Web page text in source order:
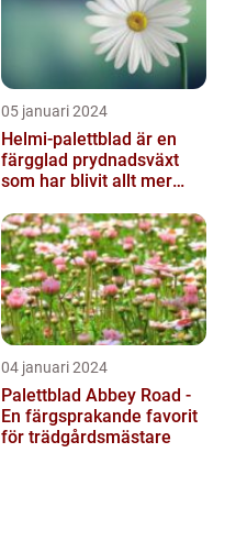
05 januari 2024
Helmi-palettblad är en
färgglad prydnadsväxt
som har blivit allt mer
trädgårdsentusias...
04 januari 2024
Palettblad Abbey Road -
En färgsprakande favorit
för trädgårdsmästare